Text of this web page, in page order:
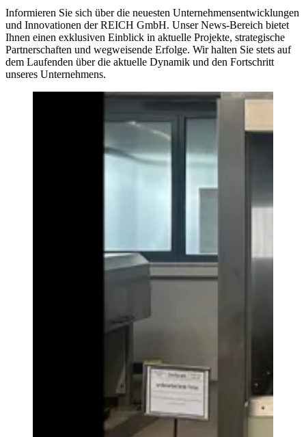
Informieren Sie sich über die neuesten Unternehmensentwicklungen
und Innovationen der REICH GmbH. Unser News-Bereich bietet
Ihnen einen exklusiven Einblick in aktuelle Projekte, strategische
Partnerschaften und wegweisende Erfolge. Wir halten Sie stets auf
dem Laufenden über die aktuelle Dynamik und den Fortschritt
unseres Unternehmens.